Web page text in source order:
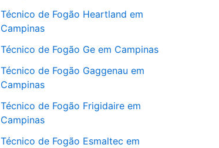
Técnico de Fogão Heartland em
Campinas
Técnico de Fogão Ge em Campinas
Técnico de Fogão Gaggenau em
Campinas
Técnico de Fogão Frigidaire em
Campinas
Técnico de Fogão Esmaltec em